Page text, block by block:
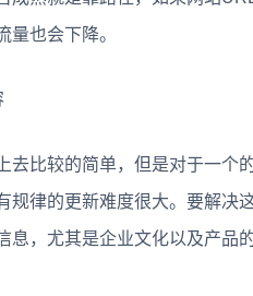
量也会下降。
比较的简单，但是对于一个
规律的更新难度很大。要解决
息，尤其是企业文化以及产品